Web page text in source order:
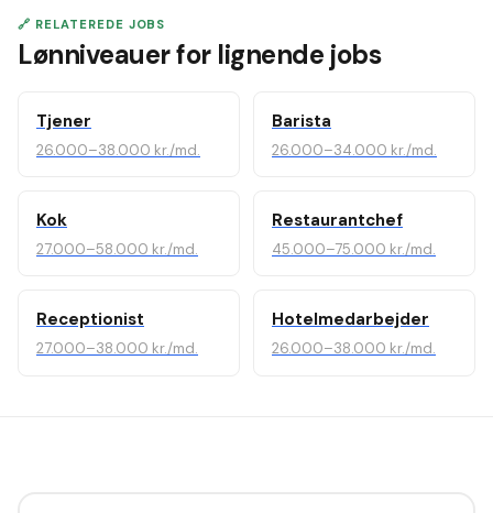
🔗 RELATEREDE JOBS
Lønniveauer for lignende jobs
Tjener
26.000–38.000 kr./md.
Barista
26.000–34.000 kr./md.
Kok
27.000–58.000 kr./md.
Restaurantchef
45.000–75.000 kr./md.
Receptionist
27.000–38.000 kr./md.
Hotelmedarbejder
26.000–38.000 kr./md.